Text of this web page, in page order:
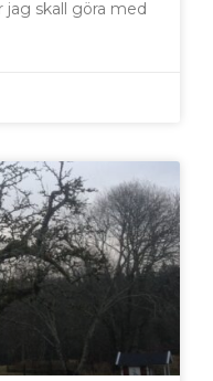
jag skall göra med